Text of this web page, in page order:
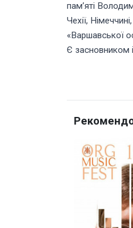
пам’яті
Чехії,
«Варшавської
Є засновником